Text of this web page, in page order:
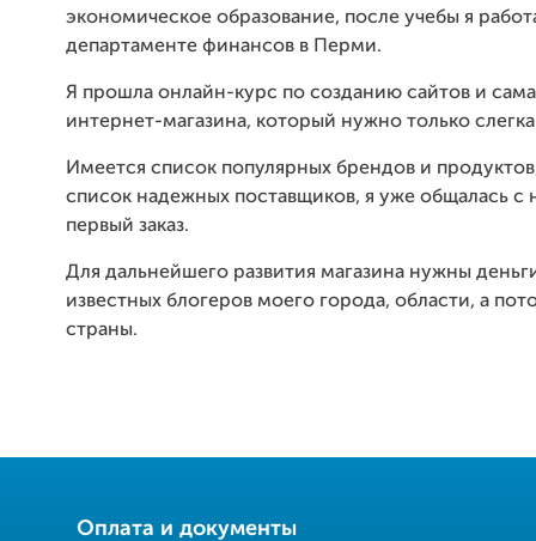
экономическое образование, после учебы я
департаменте финансов в Перми.
Я прошла онлайн-курс по созданию сайтов и сама
интернет-магазина, который нужно только
Имеется список популярных брендов и
список надежных поставщиков, я уже общалась с
первый заказ.
Для дальнейшего развития магазина нужны
известных блогеров моего города, области, а
страны.
Оплата и документы